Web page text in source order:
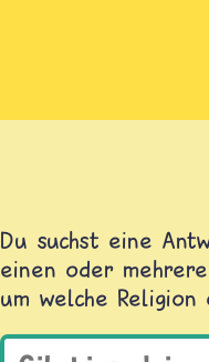
Du suchst eine
einen oder
um welche